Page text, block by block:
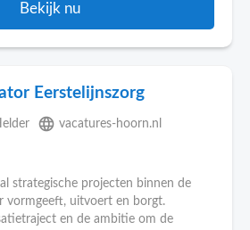
Bekijk nu
Eerstelijnszorg
language vacatures-hoorn.nl
strategische projecten binnen de
vormgeeft, uitvoert en borgt.
en de ambitie om de